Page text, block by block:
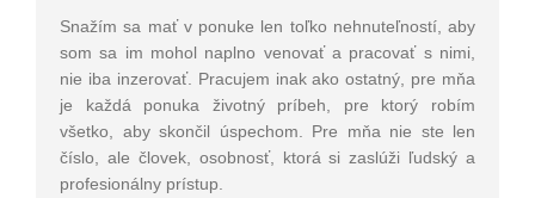
Snažím sa mať v ponuke len toľko nehnuteľností, aby
som sa im mohol naplno venovať a pracovať s nimi,
nie iba inzerovať. Pracujem inak ako ostatný, pre mňa
je každá ponuka životný príbeh, pre ktorý robím
všetko, aby skončil úspechom. Pre mňa nie ste len
číslo, ale človek, osobnosť, ktorá si zaslúži ľudský a
profesionálny prístup.